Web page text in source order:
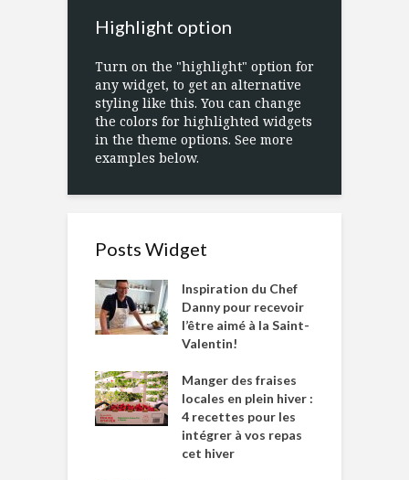
Highlight option
Turn on the "highlight" option for
any widget, to get an alternative
styling like this. You can change
the colors for highlighted widgets
in the theme options. See more
examples below.
Posts Widget
Inspiration du Chef
Danny pour recevoir
l’être aimé à la Saint-
Valentin!
Manger des fraises
locales en plein hiver :
4 recettes pour les
intégrer à vos repas
cet hiver